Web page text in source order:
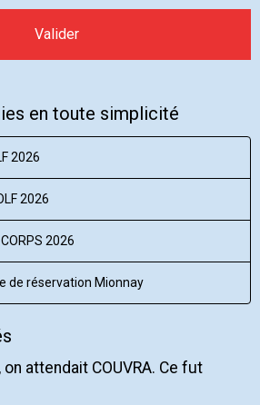
Valider
en toute simplicité
2026
2026
2026
de réservation Mionnay
attendait COUVRA. Ce fut